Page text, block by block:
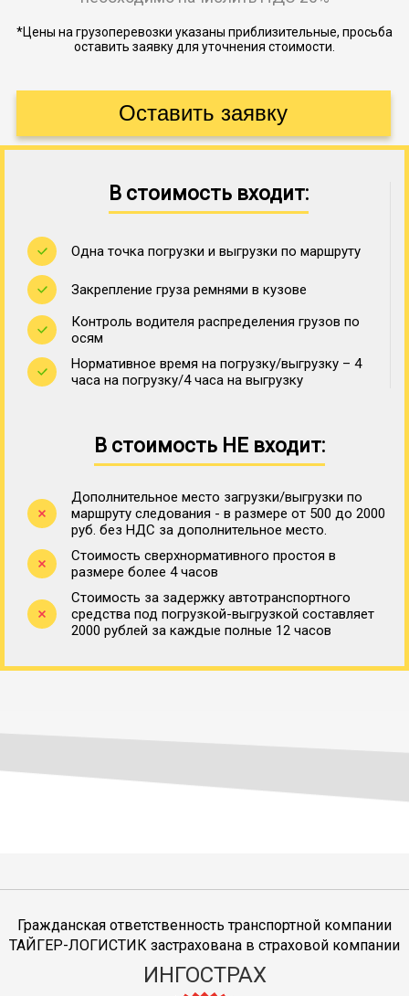
*Цены на грузоперевозки указаны приблизительные, просьба
оставить заявку для уточнения стоимости.
В стоимость входит:
Одна точка погрузки и выгрузки по маршруту
Закрепление груза ремнями в кузове
Контроль водителя распределения грузов по
осям
Нормативное время на погрузку/выгрузку – 4
часа на погрузку/4 часа на выгрузку
В стоимость НЕ входит:
Дополнительное место загрузки/выгрузки по
маршруту следования - в размере от 500 до 2000
руб. без НДС за дополнительное место.
Стоимость сверхнормативного простоя в
размере более 4 часов
Стоимость за задержку автотранспортного
средства под погрузкой-выгрузкой составляет
2000 рублей за каждые полные 12 часов
Гражданская ответственность транспортной компании
ТАЙГЕР-ЛОГИСТИК застрахована в страховой компании
ИНГОСТРАХ